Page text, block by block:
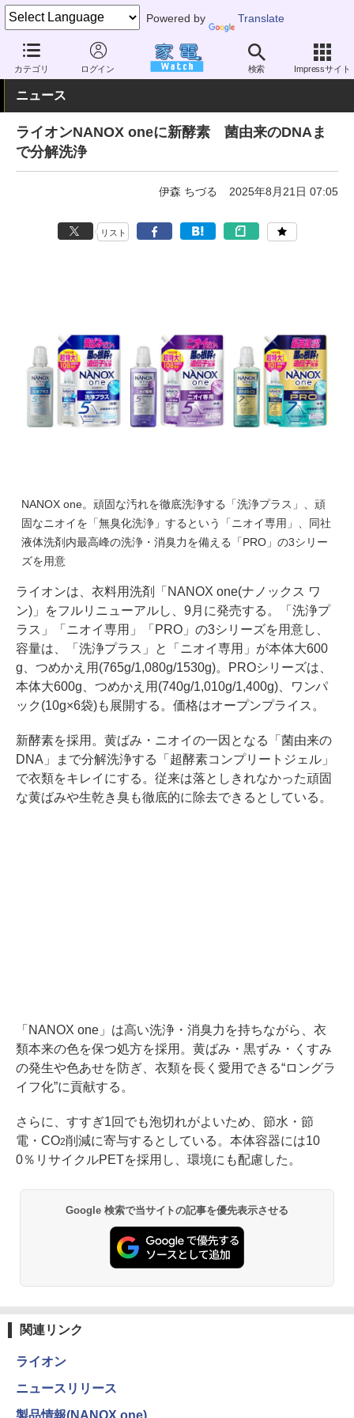
Powered by Translate
カテゴリ ログイン 検索 Impressサイト
家電 Watch その他・家電 雑貨 雑貨（一般）
ニュース
ライオンNANOX oneに新酵素 菌由来のDNAま
で分解洗浄
伊森 ちづる 2025年8月21日 07:05
リスト
NANOX one。頑固な汚れを徹底洗浄する「洗浄プラス」、頑
固なニオイを「無臭化洗浄」するという「ニオイ専用」、同社
液体洗剤内最高峰の洗浄・消臭力を備える「PRO」の3シリー
ズを用意
ライオンは、衣料用洗剤「NANOX one(ナノックス ワ
ン)」をフルリニューアルし、9月に発売する。「洗浄プ
ラス」「ニオイ専用」「PRO」の3シリーズを用意し、
容量は、「洗浄プラス」と「ニオイ専用」が本体大600
g、つめかえ用(765g/1,080g/1530g)。PROシリーズは、
本体大600g、つめかえ用(740g/1,010g/1,400g)、ワンパ
ック(10g×6袋)も展開する。価格はオープンプライス。
新酵素を採用。黄ばみ・ニオイの一因となる「菌由来の
DNA」まで分解洗浄する「超酵素コンプリートジェル」
で衣類をキレイにする。従来は落としきれなかった頑固
な黄ばみや生乾き臭も徹底的に除去できるとしている。
「NANOX one」は高い洗浄・消臭力を持ちながら、衣
類本来の色を保つ処方を採用。黄ばみ・黒ずみ・くすみ
の発生や色あせを防ぎ、衣類を長く愛用できる“ロングラ
イフ化”に貢献する。
さらに、すすぎ1回でも泡切れがよいため、節水・節
電・CO2削減に寄与するとしている。本体容器には10
0％リサイクルPETを採用し、環境にも配慮した。
Google 検索で当サイトの記事を優先表示させる
関連リンク
ライオン
ニュースリリース
製品情報(NANOX one)